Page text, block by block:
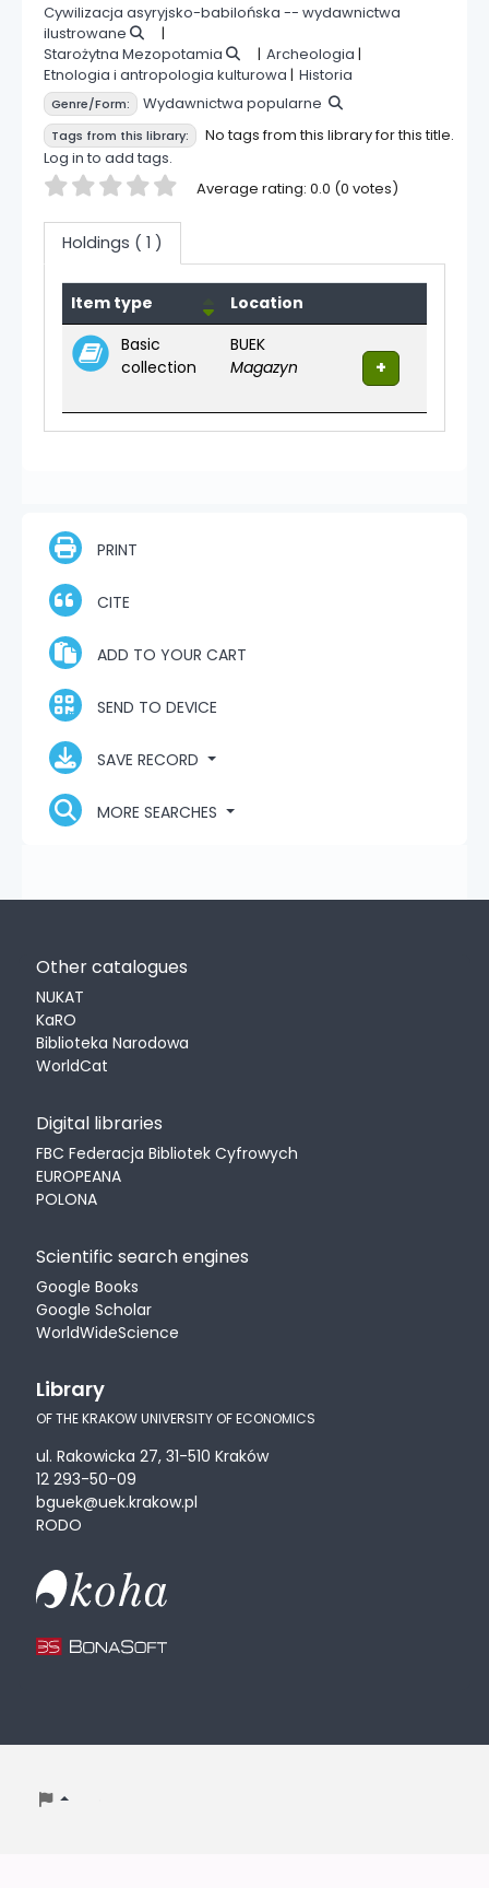
Cywilizacja asyryjsko-babilońska -- wydawnictwa
ilustrowane
Starożytna Mezopotamia
Archeologia
Etnologia i antropologia kulturowa
Historia
Genre/Form: Wydawnictwa popularne
Tags from this library:
No tags from this library for this title.
Log in to add tags.
Star ratings Average rating: 0.0 (0 votes)
Holdings ( 1 )
Holdings
Item type
Location
Basic
collection
BUEK
Magazyn
PRINT
CITE
ADD TO YOUR CART
SEND TO DEVICE
SAVE RECORD
MORE SEARCHES
Other catalogues
NUKAT
KaRO
Biblioteka Narodowa
WorldCat
Digital libraries
FBC Federacja Bibliotek Cyfrowych
EUROPEANA
POLONA
Scientific search engines
Google Books
Google Scholar
WorldWideScience
Library
OF THE KRAKOW UNIVERSITY OF ECONOMICS
ul. Rakowicka 27, 31-510 Kraków
12 293-50-09
bguek@uek.krakow.pl
RODO